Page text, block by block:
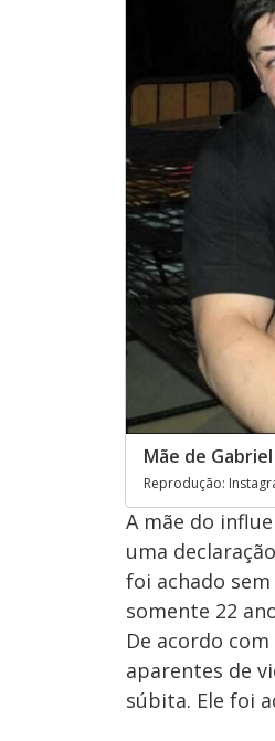
Mãe de
Reprodução:
A mãe do
uma
foi achado
somente 22
De acordo
aparentes de
súbita. Ele foi